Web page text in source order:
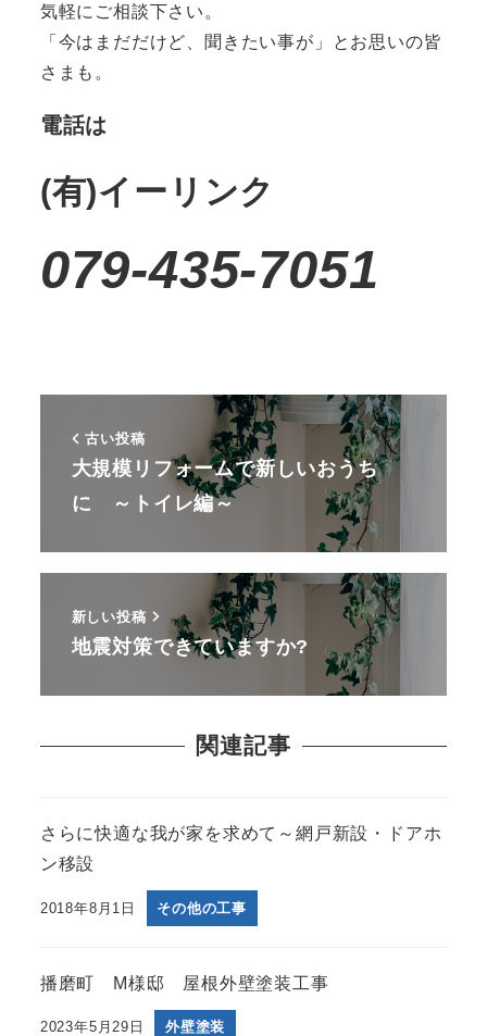
気軽にご相談下さい。
「今はまだだけど、聞きたい事が」とお思いの皆
さまも。
電話は
(有)イーリンク
079-435-7051
古い投稿
大規模リフォームで新しいおうち
に ～トイレ編～
新しい投稿
地震対策できていますか?
関連記事
さらに快適な我が家を求めて～網戸新設・ドアホ
ン移設
2018年8月1日 その他の工事
播磨町 M様邸 屋根外壁塗装工事
2023年5月29日 外壁塗装